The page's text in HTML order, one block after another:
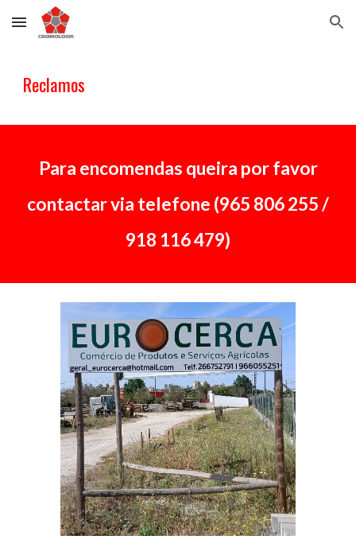
Skip to main content Skip to navigation
Reclamos
Para encomendas queira por favor
contactar via telefone (965 806 255 /
918 116 479)